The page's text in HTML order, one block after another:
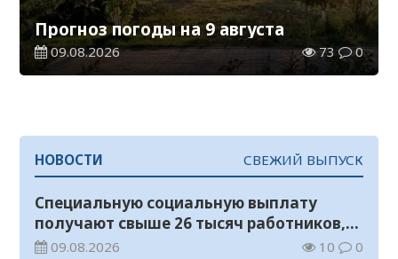
Прогноз погоды на 9 августа
09.08.2026 73 0
НОВОСТИ СВЕЖИЙ ВЫПУСК
Специальную социальную выплату
получают свыше 26 тысяч работников,
занятых во вредных условиях труда
09.08.2026 10 0